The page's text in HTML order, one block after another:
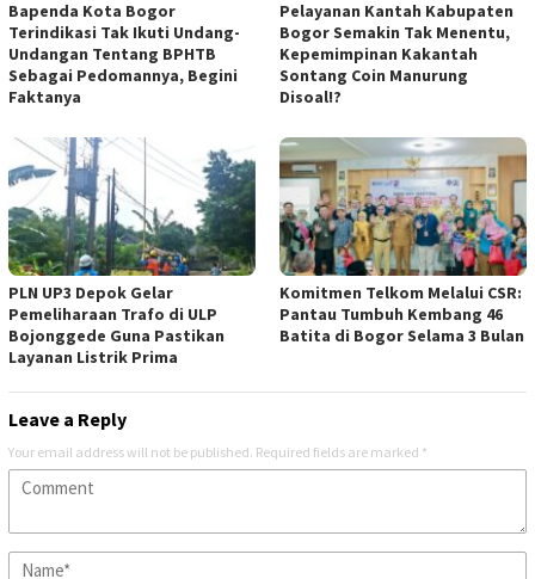
Bapenda Kota Bogor
Terindikasi Tak Ikuti Undang-
Undangan Tentang BPHTB
Sebagai Pedomannya, Begini
Faktanya
Pelayanan Kantah Kabupaten
Bogor Semakin Tak Menentu,
Kepemimpinan Kakantah
Sontang Coin Manurung
Disoal!?
PLN UP3 Depok Gelar
Pemeliharaan Trafo di ULP
Bojonggede Guna Pastikan
Layanan Listrik Prima
Komitmen Telkom Melalui CSR:
Pantau Tumbuh Kembang 46
Batita di Bogor Selama 3 Bulan
Leave a Reply
Your email address will not be published. Required fields are marked *